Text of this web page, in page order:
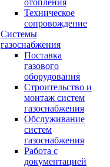
отопления
Техническое
сопровождение
Системы
газоснабжения
Поставка
газового
оборудования
Строительство и
монтаж систем
газоснабжения
Обслуживание
систем
газоснабжения
Работа с
документацией